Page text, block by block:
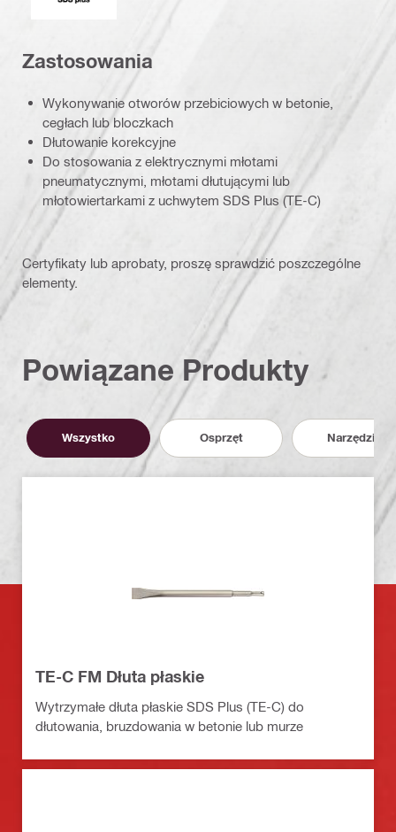
Zastosowania
Wykonywanie otworów przebiciowych w betonie,
cegłach lub bloczkach
Dłutowanie korekcyjne
Do stosowania z elektrycznymi młotami
pneumatycznymi, młotami dłutującymi lub
młotowiertarkami z uchwytem SDS Plus (TE-C)
Certyfikaty lub aprobaty, proszę sprawdzić poszczególne
elementy.
Powiązane Produkty
Wszystko Osprzęt Narzędzia
TE-C FM Dłuta płaskie
Wytrzymałe dłuta płaskie SDS Plus (TE-C) do
dłutowania, bruzdowania w betonie lub murze